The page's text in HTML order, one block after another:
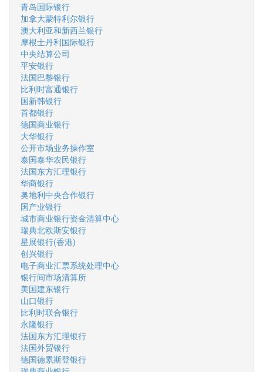
青岛国际银行
加拿大蒙特利尔银行
澳大利亚和新西兰银行
摩根士丹利国际银行
中央结算公司
平安银行
法国巴黎银行
比利时富通银行
国新韩银行
首都银行
德国商业银行
大华银行
公开市场业务操作室
泰国泰华农民银行
法国东方汇理银行
华商银行
奥地利中央合作银行
国产业银行
城市商业银行资金清算中心
瑞典北欧斯安银行
星展银行(香港)
创兴银行
电子商业汇票系统处理中心
银行间市场清算所
美国建东银行
山口银行
比利时联合银行
永隆银行
法国东方汇理银行
法国外贸银行
德国德累斯登银行